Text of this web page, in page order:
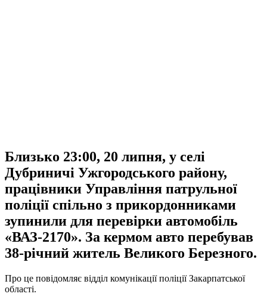
Близько 23:00, 20 липня, у селі
Дубриничі Ужгородського району,
працівники Управління патрульної
поліції спільно з прикордонниками
зупинили для перевірки автомобіль
«ВАЗ-2170». За кермом авто перебував
38-річний житель Великого Березного.
Про це повідомляє відділ комунікації поліції Закарпатської
області.